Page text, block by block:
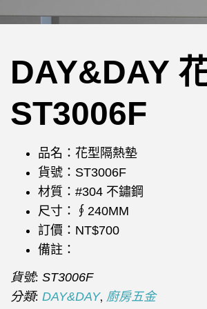
DAY&DAY
ST3006F
品名：花型隔熱墊
貨號：ST3006F
材質：#304 不鏽鋼
尺寸：∮240MM
訂價：NT$700
備註：
貨號: ST3006F
分類: DAY&DAY, 廚房五金